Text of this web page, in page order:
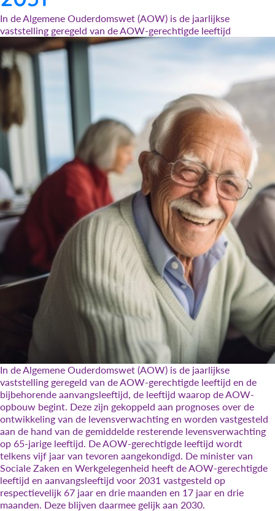
In de Algemene Ouderdomswet (AOW) is de jaarlijkse
vaststelling geregeld van de AOW-gerechtigde leeftijd
In de Algemene Ouderdomswet (AOW) is de jaarlijkse
vaststelling geregeld van de AOW-gerechtigde leeftijd en de
bijbehorende aanvangsleeftijd, de leeftijd waarop de AOW-
opbouw begint. Deze zijn gekoppeld aan prognoses over de
ontwikkeling van de levensverwachting en worden vastgesteld
aan de hand van de gemiddelde resterende levensverwachting
op 65-jarige leeftijd. De AOW-gerechtigde leeftijd wordt
telkens vijf jaar van tevoren aangekondigd. De minister van
Sociale Zaken en Werkgelegenheid heeft de AOW-gerechtigde
leeftijd en aanvangsleeftijd voor 2031 vastgesteld op
respectievelijk 67 jaar en drie maanden en 17 jaar en drie
maanden. Deze blijven daarmee gelijk aan 2030.